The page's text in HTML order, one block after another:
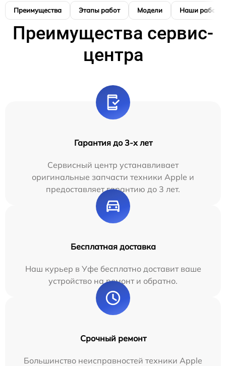
Преимущества Этапы работ Модели Наши работы
Преимущества сервис-
центра
Гарантия до 3-х лет
Сервисный центр устанавливает
оригинальные запчасти техники Apple и
предоставляет гарантию до 3 лет.
Бесплатная доставка
Наш курьер в Уфе бесплатно доставит ваше
устройство на ремонт и обратно.
Срочный ремонт
Большинство неисправностей техники Apple